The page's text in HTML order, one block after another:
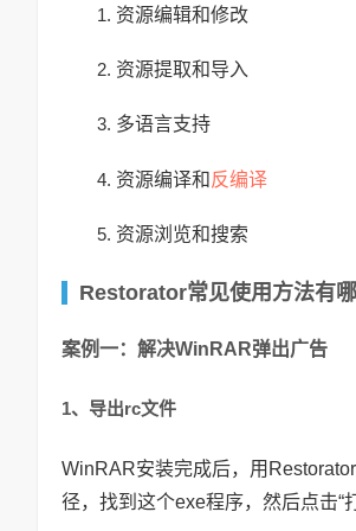
资源编辑和修改
资源提取和导入
多语言支持
资源编译和反编译
资源浏览和搜索
Restorator常见使用方法有哪
案例一：解决WinRAR弹出广告
1、导出rc文件
WinRAR安装完成后，用
径，找到这个exe程序，然后点击“打